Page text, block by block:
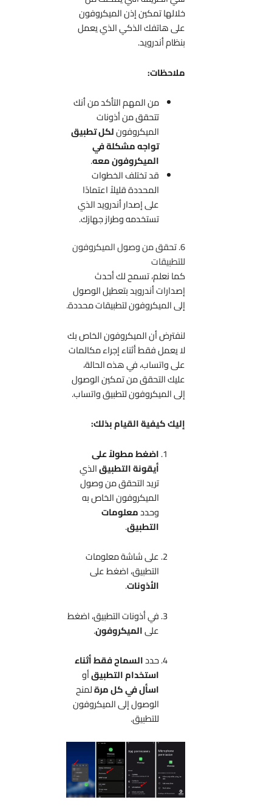
خلالها تمكين إذن الميكروفون
على هاتفك الذكي الذي يعمل
بنظام أندرويد.
ملاحظات:
من المهم التأكد من أنك
تتحقق من أذونات
الميكروفونلكل تطبيق
تواجه مشكلة في
الميكروفون معه.
قد تختلف الخطوات
المحددة قليلاً اعتمادًا
على إصدار أندرويد الذي
تستخدمه وطراز جهازك.
6. تحقق من وصول الميكروفون
للتطبيقات
كما نعلم، تسمح لك أحدث
إصدارات أندرويد بتعطيل الوصول
إلى الميكروفون لتطبيقات محددة.
لنفترض أن الميكروفون الخاص بك
لا يعمل فقط أثناء إجراء مكالمات
على واتساب، في هذه الحالة،
عليك التحقق من تمكين الوصول
إلى الميكروفون لتطبيق واتساب.
إليك كيفية القيام بذلك:
اضغط مطولاً على
أيقونة التطبيقالذي
تريد التحقق من وصول
الميكروفون الخاص به
وحددمعلومات
التطبيق.
على شاشة معلومات
التطبيق، اضغط على
الأذونات.
في أذونات التطبيق، اضغط
علىالميكروفون.
حددالسماح فقط أثناء
استخدام التطبيقأو
اسأل في كل مرةلمنح
الوصول إلى الميكروفون
للتطبيق.